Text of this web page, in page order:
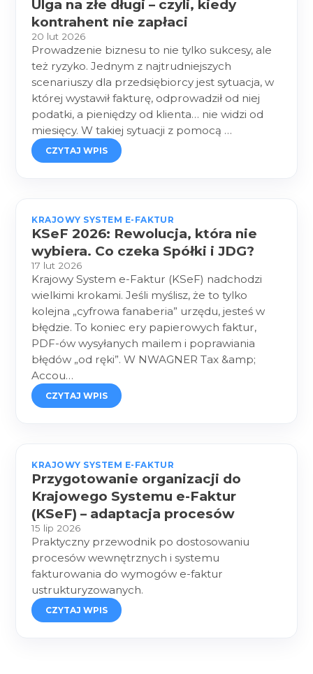
Ulga na złe długi – czyli, kiedy
kontrahent nie zapłaci
20 lut 2026
Prowadzenie biznesu to nie tylko sukcesy, ale
też ryzyko. Jednym z najtrudniejszych
scenariuszy dla przedsiębiorcy jest sytuacja, w
której wystawił fakturę, odprowadził od niej
podatki, a pieniędzy od klienta… nie widzi od
miesięcy. W takiej sytuacji z pomocą …
CZYTAJ WPIS
KRAJOWY SYSTEM E-FAKTUR
KSeF 2026: Rewolucja, która nie
wybiera. Co czeka Spółki i JDG?
17 lut 2026
Krajowy System e-Faktur (KSeF) nadchodzi
wielkimi krokami. Jeśli myślisz, że to tylko
kolejna „cyfrowa fanaberia” urzędu, jesteś w
błędzie. To koniec ery papierowych faktur,
PDF-ów wysyłanych mailem i poprawiania
błędów „od ręki”. W NWAGNER Tax &amp;
Accou…
CZYTAJ WPIS
KRAJOWY SYSTEM E-FAKTUR
Przygotowanie organizacji do
Krajowego Systemu e-Faktur
(KSeF) – adaptacja procesów
15 lip 2026
Praktyczny przewodnik po dostosowaniu
procesów wewnętrznych i systemu
fakturowania do wymogów e-faktur
ustrukturyzowanych.
CZYTAJ WPIS